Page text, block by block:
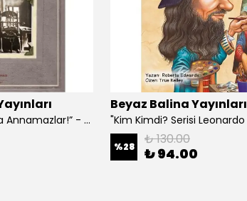
“Çoklar Vardır Ki Hayca Annamazlar!” - Gazanfer İbar
Beyaz Balina Yayınları
%28 ₺ 130.00
₺ 94.00